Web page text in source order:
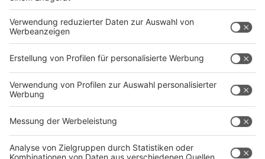
schriftliche Ticketbestellung möglich ist.)
Datenschutz
Impressum